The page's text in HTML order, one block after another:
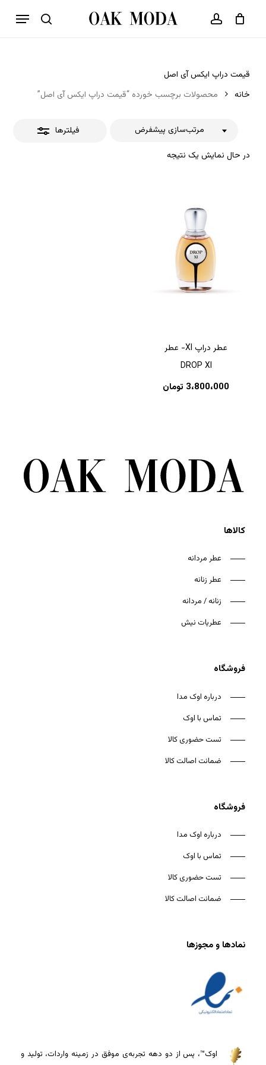
جستجو حساب کاربری
فهرست
سبد خرید بستن
هیچ محصولی در سبد خرید نیست.
قیمت دراپ ایکس آی اصل
خانه
محصولات برچسب خورده “قیمت دراپ ایکس آی اصل”
فیلترها
در حال نمایش یک نتیجه
مرتب‌سازی پیشفرض
بستن
عطر دراپ XI- عطر
DROP XI
3،800،000 تومان
کالاها
عطر مردانه
عطر زنانه
زنانه / مردانه
عطریات نیش
فروشگاه
درباره اوک مدا
تماس با اوک
تست حضوری کالا
ضمانت اصالت کالا
فروشگاه
درباره اوک مدا
تماس با اوک
تست حضوری کالا
ضمانت اصالت کالا
نمادها و مجوزها
اوک™، پس از دو دهه تجربه‌ی موفق در زمینه واردات، تولید و